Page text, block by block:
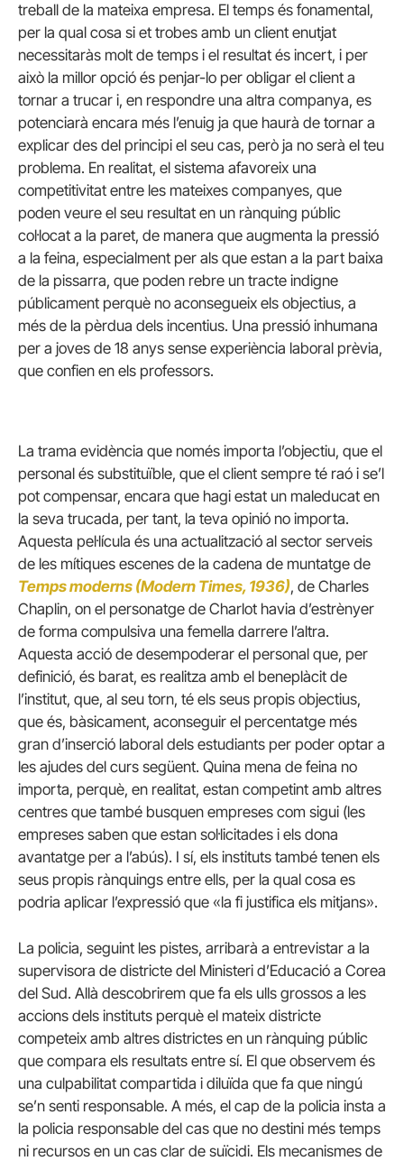
treball de la mateixa empresa. El temps és fonamental,
per la qual cosa si et trobes amb un client enutjat
necessitaràs molt de temps i el resultat és incert, i per
això la millor opció és penjar-lo per obligar el client a
tornar a trucar i, en respondre una altra companya, es
potenciarà encara més l’enuig ja que haurà de tornar a
explicar des del principi el seu cas, però ja no serà el teu
problema. En realitat, el sistema afavoreix una
competitivitat entre les mateixes companyes, que
poden veure el seu resultat en un rànquing públic
col·locat a la paret, de manera que augmenta la pressió
a la feina, especialment per als que estan a la part baixa
de la pissarra, que poden rebre un tracte indigne
públicament perquè no aconsegueix els objectius, a
més de la pèrdua dels incentius. Una pressió inhumana
per a joves de 18 anys sense experiència laboral prèvia,
que confien en els professors.
La trama evidència que només importa l’objectiu, que el
personal és substituïble, que el client sempre té raó i se’l
pot compensar, encara que hagi estat un maleducat en
la seva trucada, per tant, la teva opinió no importa.
Aquesta pel·lícula és una actualització al sector serveis
de les mítiques escenes de la cadena de muntatge de
Temps moderns (Modern Times, 1936), de Charles
Chaplin, on el personatge de Charlot havia d’estrènyer
de forma compulsiva una femella darrere l’altra.
Aquesta acció de desempoderar el personal que, per
definició, és barat, es realitza amb el beneplàcit de
l’institut, que, al seu torn, té els seus propis objectius,
que és, bàsicament, aconseguir el percentatge més
gran d’inserció laboral dels estudiants per poder optar a
les ajudes del curs següent. Quina mena de feina no
importa, perquè, en realitat, estan competint amb altres
centres que també busquen empreses com sigui (les
empreses saben que estan sol·licitades i els dona
avantatge per a l’abús). I sí, els instituts també tenen els
seus propis rànquings entre ells, per la qual cosa es
podria aplicar l’expressió que «la fi justifica els mitjans».
La policia, seguint les pistes, arribarà a entrevistar a la
supervisora de districte del Ministeri d’Educació a Corea
del Sud. Allà descobrirem que fa els ulls grossos a les
accions dels instituts perquè el mateix districte
competeix amb altres districtes en un rànquing públic
que compara els resultats entre sí. El que observem és
una culpabilitat compartida i diluïda que fa que ningú
se’n senti responsable. A més, el cap de la policia insta a
la policia responsable del cas que no destini més temps
ni recursos en un cas clar de suïcidi. Els mecanismes de